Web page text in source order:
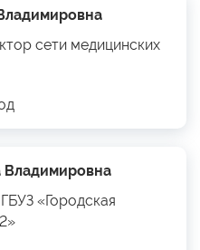
сети медицинских
Владимировна
«Городская